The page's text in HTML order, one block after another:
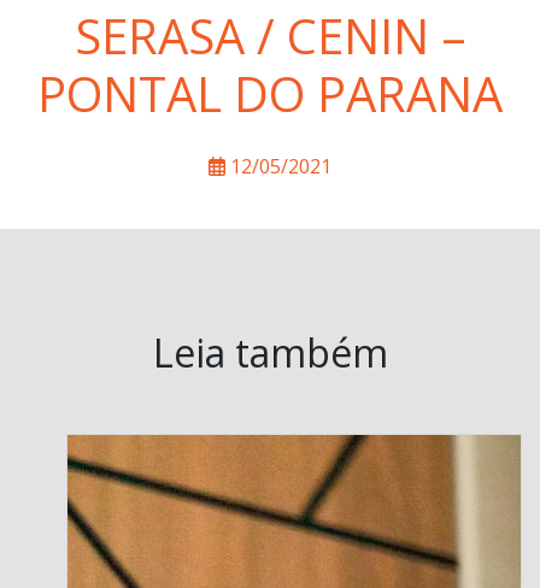
SERASA / CENIN –
PONTAL DO PARANA
12/05/2021
Leia também